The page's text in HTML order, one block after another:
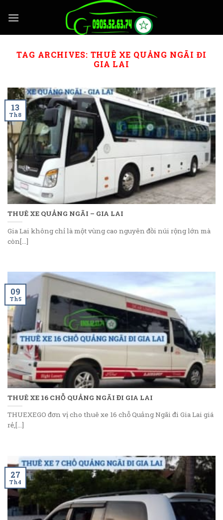
TAG ARCHIVES: THUÊ XE QUẢNG NGÃI ĐI
GIA LAI
THUÊ XE QUẢNG NGÃI – GIA LAI
Gia Lai không chỉ là một vùng cao nguyên đồi núi rộng lớn mà
còn[...]
13
Th8
THUÊ XE 16 CHỖ QUẢNG NGÃI ĐI GIA LAI
THUEXEGO đơn vị cho thuê xe 16 chỗ Quảng Ngãi đi Gia Lai giá
rẻ,[...]
09
Th5
27
Th4